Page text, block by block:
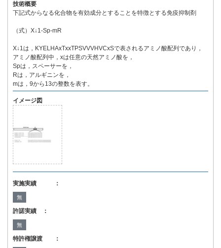
技術概要
下記式からなる化合物を有効成分とすることを特徴とする免疫抑制剤
（式）X↓1-Sp-mR
X↓1は，KYELHAxTxxTPSVVVHVCxSで表されるアミノ酸配列であり，
アミノ酸配列中，xは任意の天然アミノ酸を，
Spは，スペーサーを，
Rは，アルギニンを，
mは，9から13の整数を表す。
イメージ図
実施実績 ：
無
許諾実績 ：
無
特許権譲渡 ：